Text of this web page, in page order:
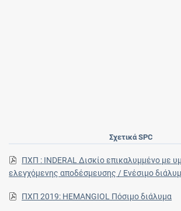
Σχετικά SPC
ΠΧΠ : INDERAL Δισκίο επικαλυμμένο με
ελεγχόμενης αποδέσμευσης / Ενέσιμο
ΠΧΠ 2019: HEMANGIOL Πόσιμο διάλυμα